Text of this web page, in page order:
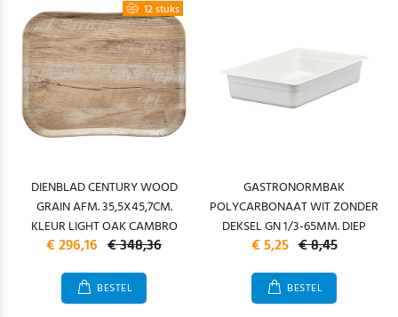
12 stuks
DIENBLAD CENTURY WOOD
GRAIN AFM. 35,5X45,7CM.
KLEUR LIGHT OAK CAMBRO
€ 296,16 € 348,36
BESTEL
GASTRONORMBAK
POLYCARBONAAT WIT ZONDER
DEKSEL GN 1/3-65MM. DIEP
€ 5,25 € 8,45
BESTEL